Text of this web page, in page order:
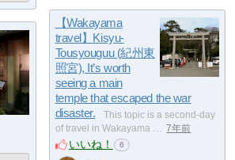
【Wakayama
travel】Kisyu-
Tousyouguu (紀州東
照宮), It’s worth
seeing a main
temple that escaped the war
disaster.
This topic is a second-day
of travel in Wakayama …
7年前
いいね！ 6